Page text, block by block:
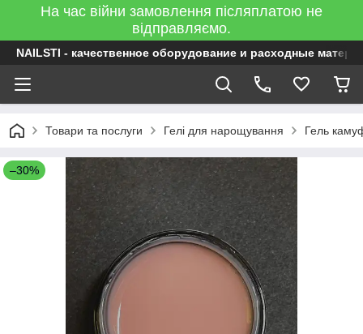
На час війни замовлення післяплатою не
відправляємо.
NAILSTI - качественное оборудование и расходные
Товари та послуги Гелі для нарощування Гель
–30%